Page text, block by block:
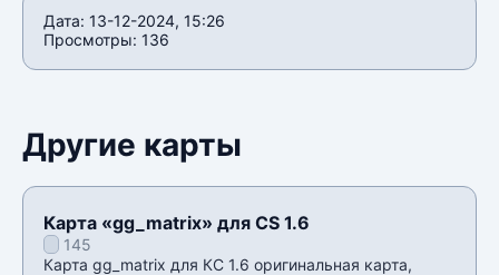
Дата: 13-12-2024, 15:26
Просмотры: 136
Другие карты
Карта «gg_matrix» для CS 1.6
145
Карта gg_matrix для КС 1.6 оригинальная карта,